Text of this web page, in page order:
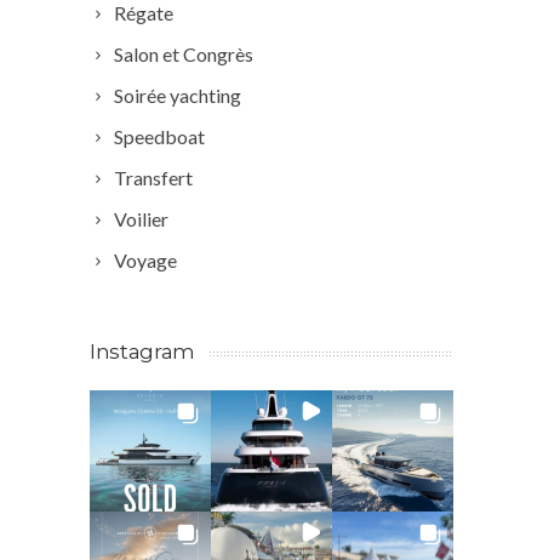
Régate
Salon et Congrès
Soirée yachting
Speedboat
Transfert
Voilier
Voyage
Instagram